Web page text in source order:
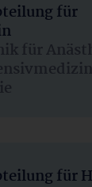
für
für
für